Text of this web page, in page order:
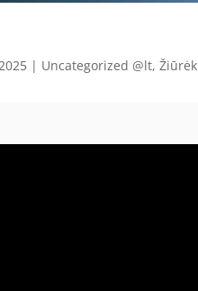
| Uncategorized @lt,Žiūrėk